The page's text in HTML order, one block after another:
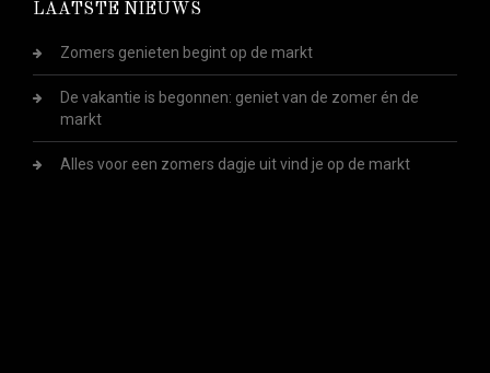
LAATSTE NIEUWS
Zomers genieten begint op de markt
De vakantie is begonnen: geniet van de zomer én de
markt
Alles voor een zomers dagje uit vind je op de markt